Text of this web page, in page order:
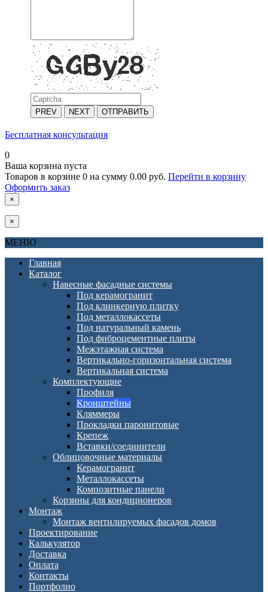
PREV NEXT ОТПРАВИТЬ
Бесплатная консультация
0
Ваша корзина пуста
Товаров в корзине 0 на сумму 0.00 руб. Перейти в корзину
Оформить заказ
×
×
МЕНЮ
Главная
Каталог
Навесные фасадные системы
Под керамогранит
Под клинкерную плитку
Под металлокассеты
Под натуральный камень
Под фиброцементные плиты
Межэтажная система
Вертикально-горизонтальная система
Вертикальная система
Комплектующие
Профиля
Кронштейны
Кляммеры
Прокладки паронитовые
Крепеж
Вставки/соединители
Облицовочные материалы
Керамогранит
Металлокассеты
Композитные панели
Корзины для кондиционеров
Монтаж
Монтаж вентилируемых фасадов домов
Проектирование
Калькулятор
Доставка
Оплата
Контакты
Портфолио